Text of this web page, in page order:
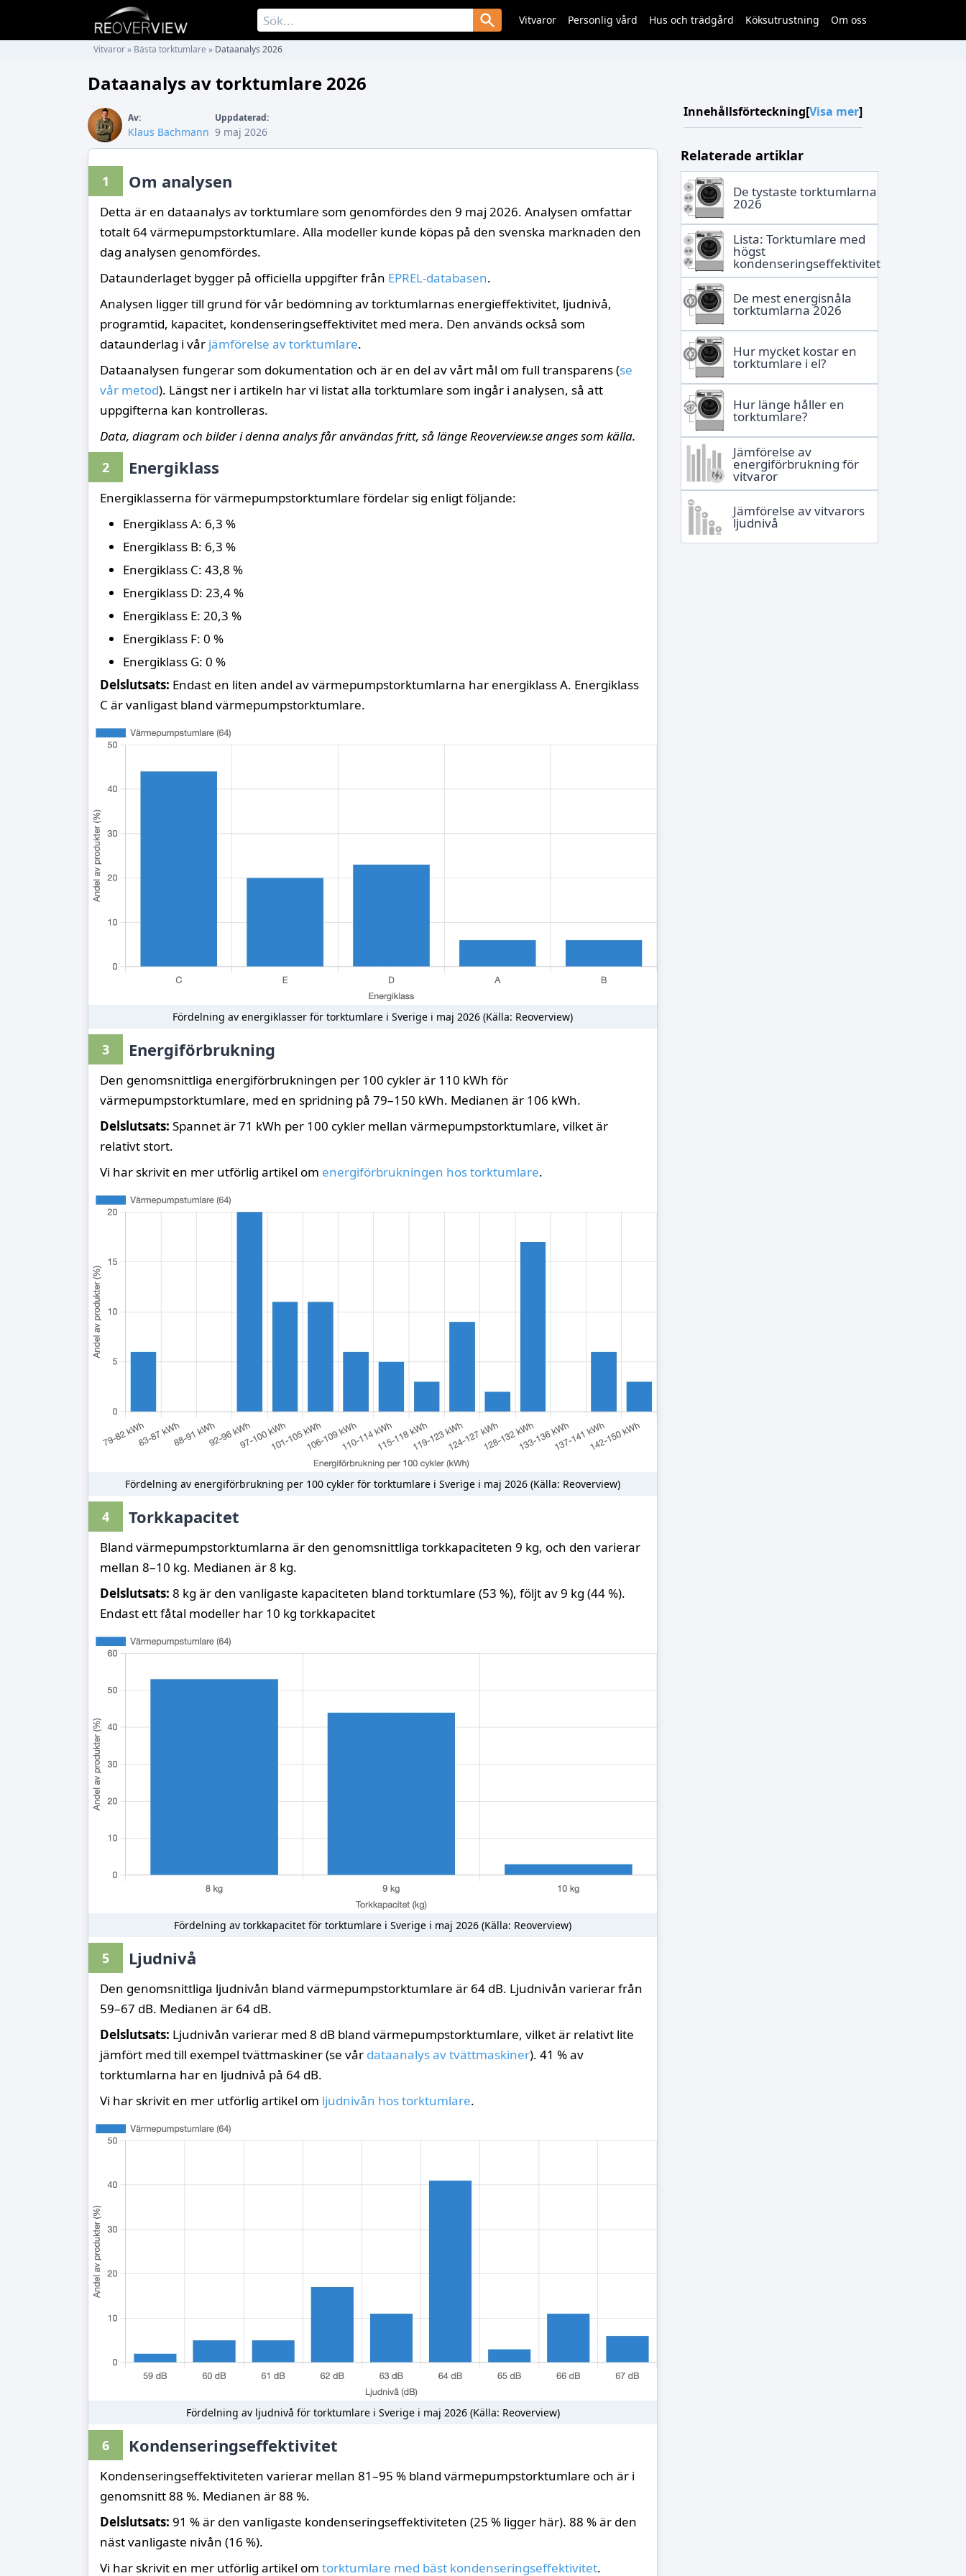
Vitvaror Personlig vård Hus och trädgård Köksutrustning Om oss
Vitvaror» Bästa torktumlare » Dataanalys 2026
Dataanalys av torktumlare 2026
Innehållsförteckning[Visa mer]
Relaterade artiklar
De tystaste torktumlarna
2026
Lista: Torktumlare med
högst
kondenseringseffektivitet
De mest energisnåla
torktumlarna 2026
Hur mycket kostar en
torktumlare i el?
Hur länge håller en
torktumlare?
Jämförelse av
energiförbrukning för
vitvaror
Jämförelse av vitvarors
ljudnivå
Av:
Klaus Bachmann
Uppdaterad:
9 maj 2026
1 Om analysen
Detta är en dataanalys av torktumlare som genomfördes den 9 maj 2026. Analysen omfattar
totalt 64 värmepumpstorktumlare. Alla modeller kunde köpas på den svenska marknaden den
dag analysen genomfördes.
Dataunderlaget bygger på officiella uppgifter från EPREL-databasen.
Analysen ligger till grund för vår bedömning av torktumlarnas energieffektivitet, ljudnivå,
programtid, kapacitet, kondenseringseffektivitet med mera. Den används också som
dataunderlag i vår jämförelse av torktumlare.
Dataanalysen fungerar som dokumentation och är en del av vårt mål om full transparens (se
vår metod). Längst ner i artikeln har vi listat alla torktumlare som ingår i analysen, så att
uppgifterna kan kontrolleras.
Data, diagram och bilder i denna analys får användas fritt, så länge Reoverview.se anges som källa.
2 Energiklass
Energiklasserna för värmepumpstorktumlare fördelar sig enligt följande:
Energiklass A: 6,3 %
Energiklass B: 6,3 %
Energiklass C: 43,8 %
Energiklass D: 23,4 %
Energiklass E: 20,3 %
Energiklass F: 0 %
Energiklass G: 0 %
Delslutsats: Endast en liten andel av värmepumpstorktumlarna har energiklass A. Energiklass
C är vanligast bland värmepumpstorktumlare.
Fördelning av energiklasser för torktumlare i Sverige i maj 2026 (Källa: Reoverview)
3 Energiförbrukning
Den genomsnittliga energiförbrukningen per 100 cykler är 110 kWh för
värmepumpstorktumlare, med en spridning på 79–150 kWh. Medianen är 106 kWh.
Delslutsats: Spannet är 71 kWh per 100 cykler mellan värmepumpstorktumlare, vilket är
relativt stort.
Vi har skrivit en mer utförlig artikel om energiförbrukningen hos torktumlare.
Fördelning av energiförbrukning per 100 cykler för torktumlare i Sverige i maj 2026 (Källa: Reoverview)
4 Torkkapacitet
Bland värmepumpstorktumlarna är den genomsnittliga torkkapaciteten 9 kg, och den varierar
mellan 8–10 kg. Medianen är 8 kg.
Delslutsats: 8 kg är den vanligaste kapaciteten bland torktumlare (53 %), följt av 9 kg (44 %).
Endast ett fåtal modeller har 10 kg torkkapacitet
Fördelning av torkkapacitet för torktumlare i Sverige i maj 2026 (Källa: Reoverview)
5 Ljudnivå
Den genomsnittliga ljudnivån bland värmepumpstorktumlare är 64 dB. Ljudnivån varierar från
59–67 dB. Medianen är 64 dB.
Delslutsats: Ljudnivån varierar med 8 dB bland värmepumpstorktumlare, vilket är relativt lite
jämfört med till exempel tvättmaskiner (se vår dataanalys av tvättmaskiner). 41 % av
torktumlarna har en ljudnivå på 64 dB.
Vi har skrivit en mer utförlig artikel om ljudnivån hos torktumlare.
Fördelning av ljudnivå för torktumlare i Sverige i maj 2026 (Källa: Reoverview)
6 Kondenseringseffektivitet
Kondenseringseffektiviteten varierar mellan 81–95 % bland värmepumpstorktumlare och är i
genomsnitt 88 %. Medianen är 88 %.
Delslutsats: 91 % är den vanligaste kondenseringseffektiviteten (25 % ligger här). 88 % är den
näst vanligaste nivån (16 %).
Vi har skrivit en mer utförlig artikel om torktumlare med bäst kondenseringseffektivitet.